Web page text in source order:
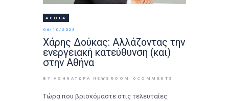
ΆΡΘΡΑ
06/10/2023
Χάρης Δούκας: Αλλάζοντας την
ενεργειακή κατεύθυνση (και)
στην Αθήνα
BY ΑΘΉΝΑΤΩΡΑ NEWSROOM 0 COMMENTS
Τώρα που βρισκόμαστε στις τελευταίες